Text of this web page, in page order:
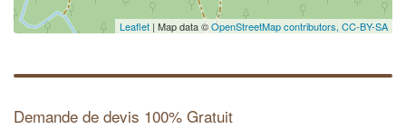
Leaflet | Map data ©OpenStreetMap contributors, CC-BY-SA
Demande de devis 100% Gratuit